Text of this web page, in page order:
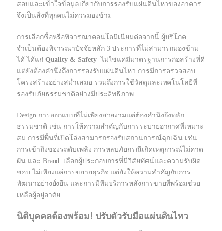
สอบและเข้าใจข้อมูลเกี่ยวกับการรองรับแผ่นดินไหวของอาคาร
จึงเป็นสิ่งที่ทุกคนไม่ควรมองข้าม
การเลือกซื้อหรือพิจารณาคอนโดมิเนียมต่อจากนี้ ผู้บริโภค
จำเป็นต้องพิจารณาปัจจัยหลัก 3 ประการที่ไม่สามารถมองข้าม
ได้ ได้แก่ Quality & Safety ไม่ใช่แค่มีมาตรฐานการก่อสร้างที่ดี
แต่ยังต้องคำนึงถึงการรองรับแผ่นดินไหว การมีการตรวจสอบ
โครงสร้างอย่างสม่ำเสมอ รวมถึงการใช้วัสดุและเทคโนโลยีที่
รองรับภัยธรรมชาติอย่างมีประสิทธิภาพ
Design การออกแบบที่ไม่เพียงสวยงามแต่ต้องคำนึงถึงหลัก
ธรรมชาติ เช่น การให้ความสำคัญกับการระบายอากาศที่เหมาะ
สม การมีพื้นที่เปิดโล่งสามารถรองรับสถานการณ์ฉุกเฉิน เช่น
การเข้าถึงของรถดับเพลิง การหลบภัยกรณีเกิดเหตุการณ์ไม่คาด
ฝัน และ Brand เลือกผู้ประกอบการที่มีวิสัยทัศน์และความรับผิด
ชอบ ไม่เพียงแค่การขยายธุรกิจ แต่ยังให้ความสำคัญกับการ
พัฒนาอย่างยั่งยืน และการมีทีมบริการหลังการขายที่พร้อมช่วย
เหลือผู้อยู่อาศัย
นิติบุคคลต้องพร้อม! ปรับตัวรับมือแผ่นดินไหว